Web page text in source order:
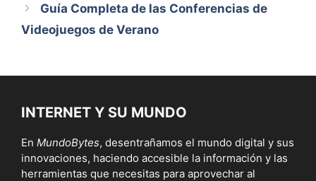
Guía Completa de las Conferencias de
Videojuegos de Verano
INTERNET Y SU MUNDO
En MundoBytes, desentrañamos el mundo digital y sus
innovaciones, haciendo accesible la información y las
herramientas que necesitas para aprovechar al